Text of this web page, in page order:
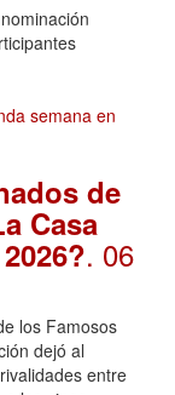
de
Casa
. 06
los Famosos
dejó al
entre